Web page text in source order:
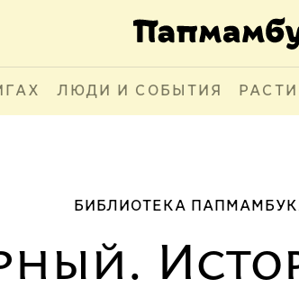
ЛЮДИ И СОБЫТИЯ
БИБЛИОТЕКА